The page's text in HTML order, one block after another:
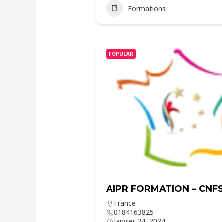
Formations
POPULAR
AIPR FORMATION –
France
0184163825